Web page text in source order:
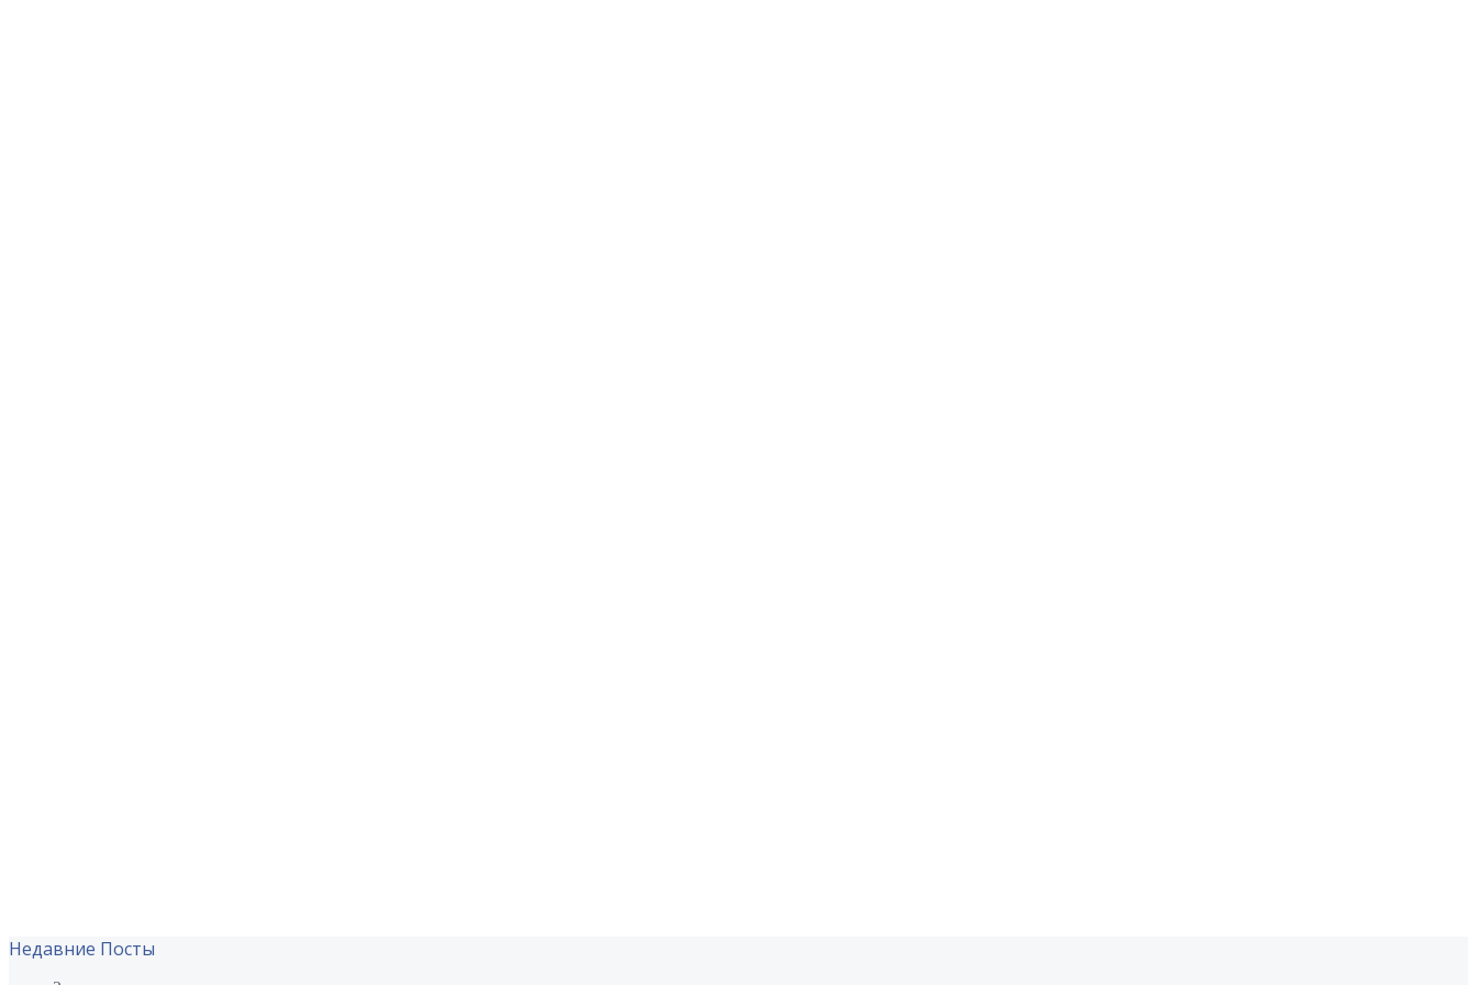
Недавние Посты